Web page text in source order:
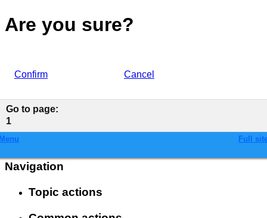
Are you sure?
Confirm Cancel
Go to page:
1
Full
Navigation
Topic actions